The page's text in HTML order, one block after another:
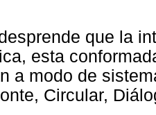
que la
esta
a modo de
Circular,